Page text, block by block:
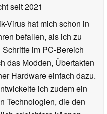
seit 2021
Virus hat mich schon in
befallen, als ich zu
im PC-Bereich
das Modden, Übertakten
Hardware einfach dazu.
ich zudem ein
Technologien, die den